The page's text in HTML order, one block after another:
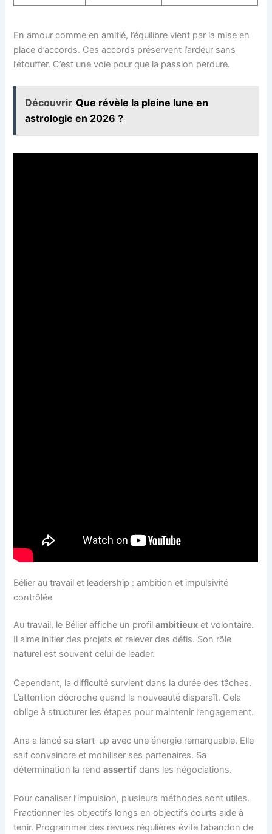
En amour comme en amitié, l’équilibre vient par la mise en
place d’accords. Ces accords préservent l’ardeur sans
l’étouffer. C’est une voie pour que la passion perdure.
Découvrir Que révèle la pleine lune en
astrologie en 2026 ?
Bélier au travail et leadership : ambition et impulsivité
contrôlée
Au travail, le Bélier affiche un profilambitieux et volontaire.
Il aime initier des projets et relever des défis. Son rôle
naturel est souvent celui de leader.
Cependant, la difficulté survient dans la durée des tâches.
L’attention décroche quand la nouveauté disparaît. Cela
oblige à structurer les étapes pour maintenir l’engagement.
Ana a lancé sa start-up avec une énergie remarquable. Elle
sait convaincre et mobiliser ses partenaires. Sa
détermination la rendassertif dans les négociations.
Pour canaliser l’impulsion, plusieurs méthodes sont utiles.
Fractionner les objectifs longs en objectifs courts aide à
tenir. Programmer des revues régulières évite l’abandon de